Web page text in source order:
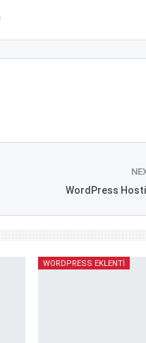
WordPress
WORDPRESS EKLENTI